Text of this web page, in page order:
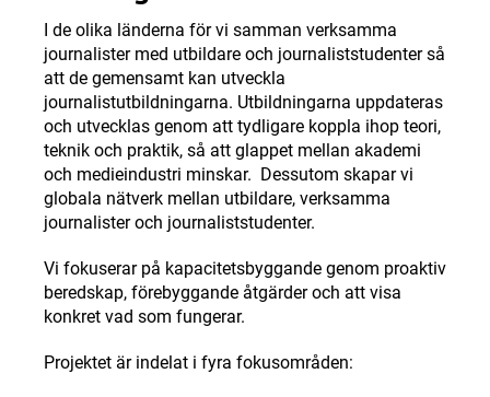
I de olika länderna för vi samman verksamma
journalister med utbildare och journaliststudenter så
att de gemensamt kan utveckla
journalistutbildningarna. Utbildningarna uppdateras
och utvecklas genom att tydligare koppla ihop teori,
teknik och praktik, så att glappet mellan akademi
och medieindustri minskar. Dessutom skapar vi
globala nätverk mellan utbildare, verksamma
journalister och journaliststudenter.
Vi fokuserar på kapacitetsbyggande genom proaktiv
beredskap, förebyggande åtgärder och att visa
konkret vad som fungerar.
Projektet är indelat i fyra fokusområden: